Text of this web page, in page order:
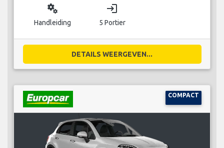
miscellaneous_services
Handleiding
login
5 Portier
DETAILS WEERGEVEN...
COMPACT